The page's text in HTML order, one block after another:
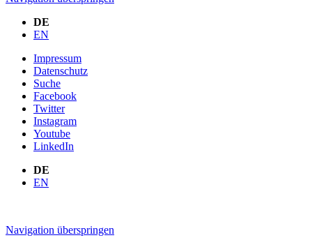
DE
EN
Impressum
Datenschutz
Suche
Facebook
Twitter
Instagram
Youtube
LinkedIn
DE
EN
Navigation überspringen